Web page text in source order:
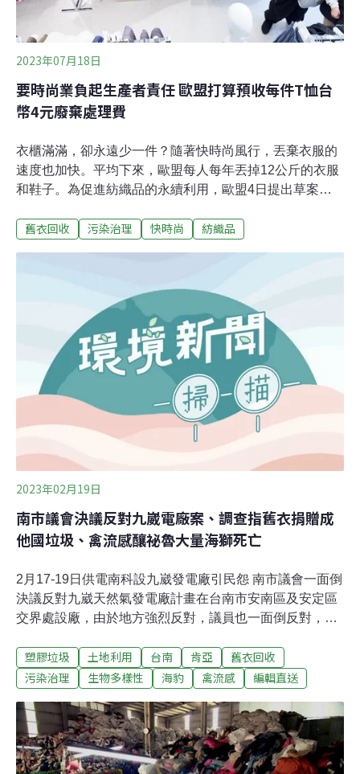
2023年07月18日
要時尚業負起生產者責任 歐盟打算預收每件T恤台
幣4元廢棄處理費
衣櫃滿滿，卻永遠少一件？隨著快時尚風行，丟棄衣服的
速度也加快。平均下來，歐盟每人每年丟掉12公斤的衣服
和鞋子。為促進紡織品的永續利用，歐盟4日提出草案，
（約台幣4元），隨著回收與處理的難易而異。這是歐盟
管理不實的綠色標籤等。以更強硬的法規管制過去少被管
理的紡織品問題。快時尚也加快廢棄 歐盟要生產者付費
Zara，H&M的成功，帶動SHEIN、Boohoo等更多快時尚
品牌湧入市場，以流行、便宜吸引消費者。不僅購買量上
升，汰換跟廢棄速度也變快。從製作所需的原料、水、
電，到廢棄處理，都對環境造成壓力。歐洲環保署
（EEA）2019年統計，歐盟每年每人的服裝、鞋類和家用
紡織品消費用掉約1.3噸的材料和超過10萬公升的水，這些
數據還在快速成長中。紡
舊衣回收 污染治理 快時尚 紡織品
2023年02月19日
南市議會決議反對九崴電廠案、調查指舊衣捐贈成
他國垃圾、禽流感釀祕魯大量海獅死亡
2月17-19日供電南科設九崴發電廠引民怨 南市議會一面倒
決議反對九崴天然氣發電廠計畫在台南市安南區及安定區
交界處設廠，由於地方強烈反對，議員也一面倒反對，台
發案。市長黃偉哲表示，市府在1月19日就已清楚表達立
場，市民不支持，市府也不會支持，地方有意見就不會發
議，也有一個依據可以來表達。（自由時報報導）海科館
成功繁殖漢氏勞綿蟹 台灣首例國立海洋科技博物館最近成
功繁殖素有「海中的舉重選手」之稱的漢氏勞綿蟹。海科
塑膠垃圾 土地利用 台南 肯亞
舊衣回收
污染治理
生物多樣性 海豹 禽流感 編輯直送